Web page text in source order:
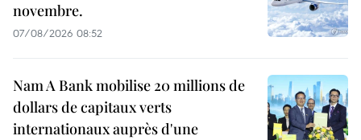
novembre.
07/08/2026 08:52
Nam A Bank mobilise 20 millions de
dollars de capitaux verts
internationaux auprès d'une